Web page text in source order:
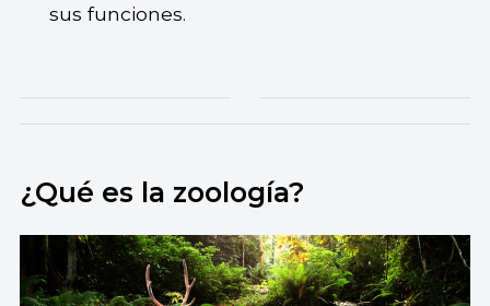
sus funciones.
¿Qué es la zoología?